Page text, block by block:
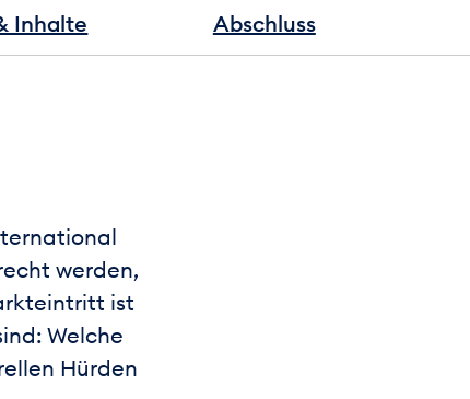
Inhalte Abschluss
werden,
ist
Welche
Hürden